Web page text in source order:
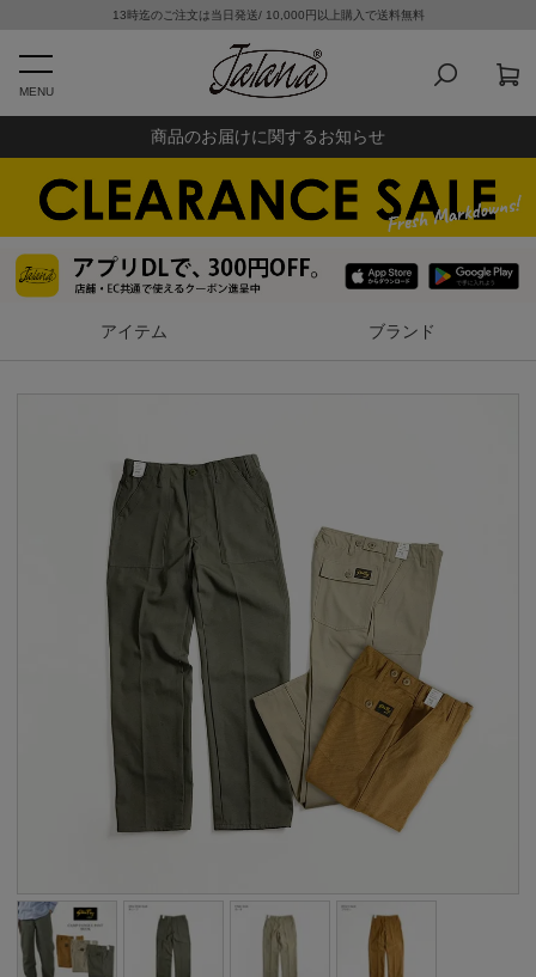
13時迄のご注文は当日発送/ 10,000円以上購入で送料無料
MENU
商品のお届けに関するお知らせ
アイテム ブランド